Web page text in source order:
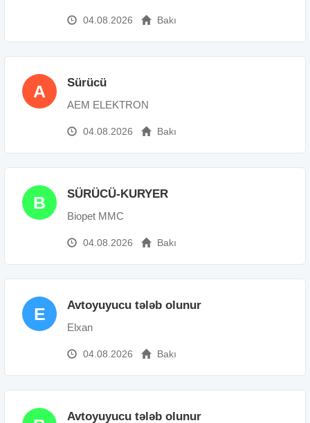
04.08.2026 Bakı
A Sürücü
AEM ELEKTRON
04.08.2026 Bakı
B SÜRÜCÜ-KURYER
Biopet MMC
04.08.2026 Bakı
E Avtoyuyucu tələb olunur
Elxan
04.08.2026 Bakı
Avtoyuyucu tələb olunur